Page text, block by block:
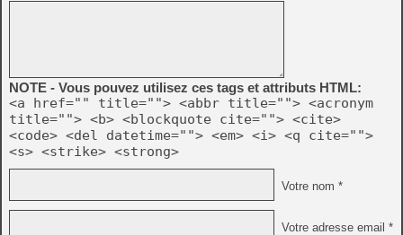
NOTE - Vous pouvez utilisez ces tags et attributs HTML:
<a href="" title=""> <abbr title=""> <acronym
title=""> <b> <blockquote cite=""> <cite>
<code> <del datetime=""> <em> <i> <q cite="">
<s> <strike> <strong>
Votre nom *
Votre adresse email *